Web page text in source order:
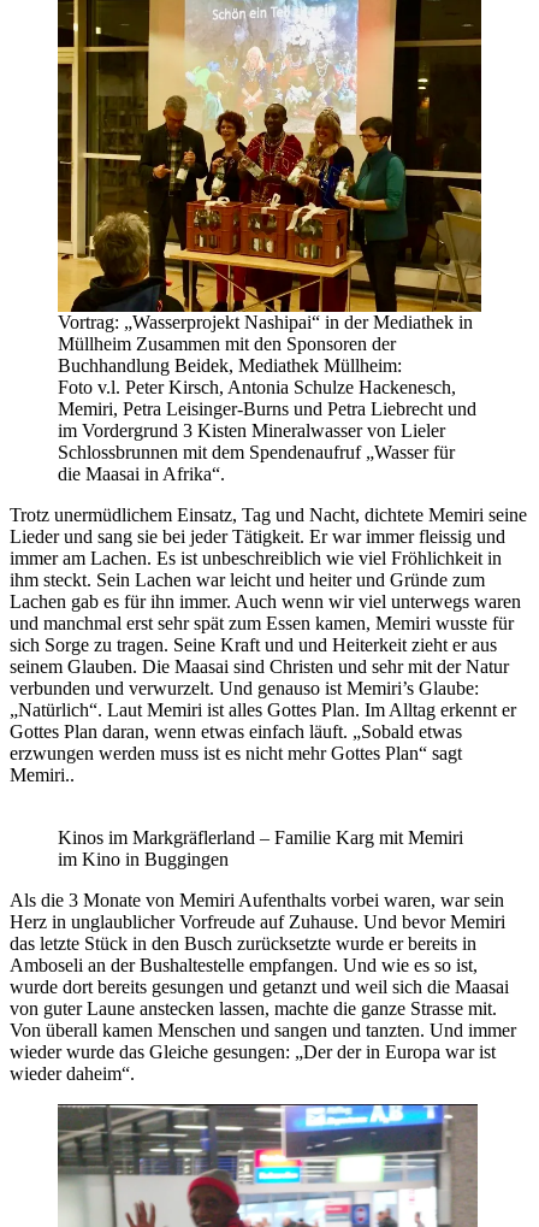
Vortrag: „Wasserprojekt Nashipai“ in der Mediathek in
Müllheim Zusammen mit den Sponsoren der
Buchhandlung Beidek, Mediathek Müllheim:
Foto v.l. Peter Kirsch, Antonia Schulze Hackenesch,
Memiri, Petra Leisinger-Burns und Petra Liebrecht und
im Vordergrund 3 Kisten Mineralwasser von Lieler
Schlossbrunnen mit dem Spendenaufruf „Wasser für
die Maasai in Afrika“.
Trotz unermüdlichem Einsatz, Tag und Nacht, dichtete Memiri seine
Lieder und sang sie bei jeder Tätigkeit. Er war immer fleissig und
immer am Lachen. Es ist unbeschreiblich wie viel Fröhlichkeit in
ihm steckt. Sein Lachen war leicht und heiter und Gründe zum
Lachen gab es für ihn immer. Auch wenn wir viel unterwegs waren
und manchmal erst sehr spät zum Essen kamen, Memiri wusste für
sich Sorge zu tragen. Seine Kraft und und Heiterkeit zieht er aus
seinem Glauben. Die Maasai sind Christen und sehr mit der Natur
verbunden und verwurzelt. Und genauso ist Memiri’s Glaube:
„Natürlich“. Laut Memiri ist alles Gottes Plan. Im Alltag erkennt er
Gottes Plan daran, wenn etwas einfach läuft. „Sobald etwas
erzwungen werden muss ist es nicht mehr Gottes Plan“ sagt
Memiri..
Kinos im Markgräflerland – Familie Karg mit Memiri
im Kino in Buggingen
Als die 3 Monate von Memiri Aufenthalts vorbei waren, war sein
Herz in unglaublicher Vorfreude auf Zuhause. Und bevor Memiri
das letzte Stück in den Busch zurücksetzte wurde er bereits in
Amboseli an der Bushaltestelle empfangen. Und wie es so ist,
wurde dort bereits gesungen und getanzt und weil sich die Maasai
von guter Laune anstecken lassen, machte die ganze Strasse mit.
Von überall kamen Menschen und sangen und tanzten. Und immer
wieder wurde das Gleiche gesungen: „Der der in Europa war ist
wieder daheim“.